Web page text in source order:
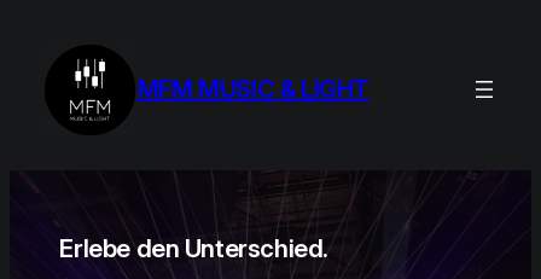
springen
MFM MUSIC & LIGHT
Erlebe den Unterschied.